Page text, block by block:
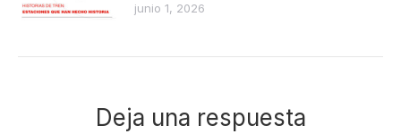
junio 1, 2026
Deja una respuesta